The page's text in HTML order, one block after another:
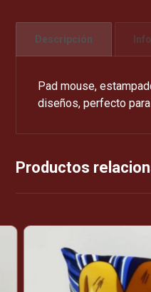
Descripción
Pad mouse,
diseños, perfecto
Productos